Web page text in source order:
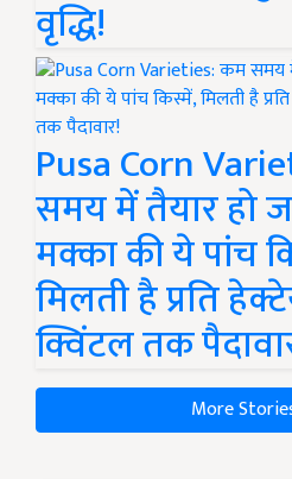
वृद्धि!
Pusa Corn
समय में तैयार हो
मक्का की ये पांच
मिलती है प्रति
क्विंटल तक
More